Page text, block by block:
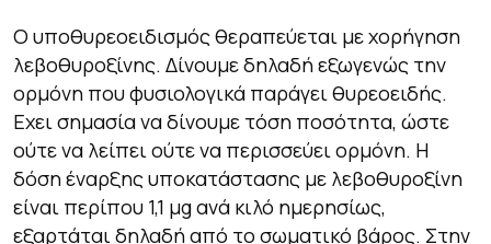
Ο υποθυρεοειδισμός θεραπεύεται με χορήγηση
λεβοθυροξίνης. Δίνουμε δηλαδή εξωγενώς την
ορμόνη που φυσιολογικά παράγει θυρεοειδής.
Εχει σημασία να δίνουμε τόση ποσότητα, ώστε
ούτε να λείπει ούτε να περισσεύει ορμόνη. Η
δόση έναρξης υποκατάστασης με λεβοθυροξίνη
είναι περίπου 1,1 μg ανά κιλό ημερησίως,
εξαρτάται δηλαδή από το σωματικό βάρος. Στην